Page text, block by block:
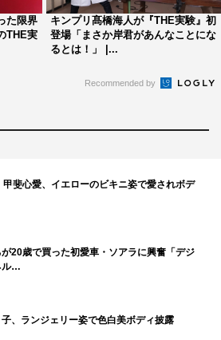
流のパワーアップ実験を行う。
が迫り来る中で、浅野忠信と新木
”の撮影を試みる。泡の温度はな
泡に逃げる2人はインスタ映え写
た限界
THE実
キンプリ髙橋海人が『THE実験』初
登場「まさか岸君があんなことにな
るとは！」 |...
Recommended by
甲斐心愛、イエローのビキニ姿で愛されボデ
20歳で買った初愛車・ソアラに興奮「デジ
ル…
、ランジェリー姿で色白美ボディ披露